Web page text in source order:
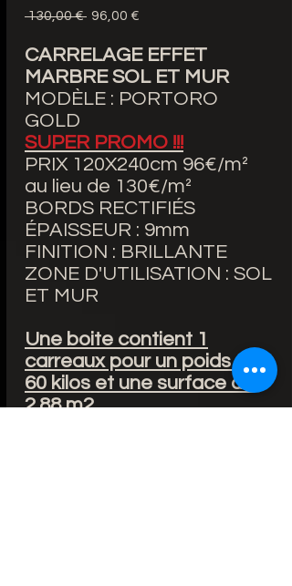
130,00 € Обычная
96,00 €
CARRELAGE EFFET
MARBRE SOL ET MUR
MODÈLE : PORTORO
GOLD
SUPER PROMO !!!
PRIX 120X240cm 96€/m²
au lieu de 130€/m²
BORDS RECTIFIÉS
ÉPAISSEUR : 9mm
FINITION : BRILLANTE
ZONE D'UTILISATION : SOL
ET MUR
Une boite contient 1
carreaux pour un poids de
60 kilos et une surface de
2.88 m2